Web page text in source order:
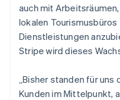
auch mit
lokalen
Dienstleistungen
Stripe wird dieses
„Bisher standen für uns
Kunden im Mittelpunkt,